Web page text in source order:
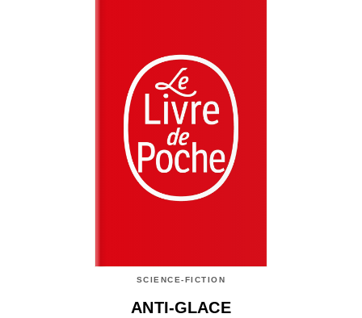
SCIENCE-FICTION
ANTI-GLACE